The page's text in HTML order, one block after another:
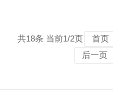
共18条 当前1/2页 首页
后一页